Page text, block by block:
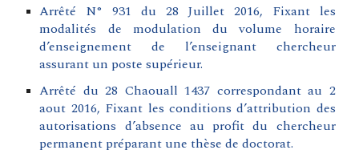
Arrêté N° 931 du 28 Juillet 2016, Fixant les
modalités de modulation du volume horaire
d’enseignement de l’enseignant chercheur
assurant un poste supérieur.
Arrêté du 28 Chaouall 1437 correspondant au 2
aout 2016, Fixant les conditions d’attribution des
autorisations d’absence au profit du chercheur
permanent préparant une thèse de doctorat.